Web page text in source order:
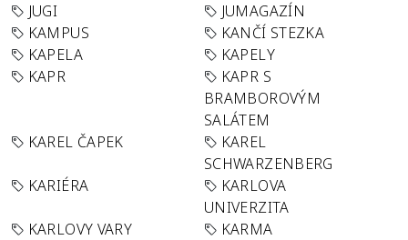
JUGI
JUMAGAZÍN
KAMPUS
KANČÍ STEZKA
KAPELA
KAPELY
KAPR
KAPR S
BRAMBOROVÝM
SALÁTEM
KAREL ČAPEK
KAREL
SCHWARZENBERG
KARIÉRA
KARLOVA
UNIVERZITA
KARLOVY VARY
KARMA